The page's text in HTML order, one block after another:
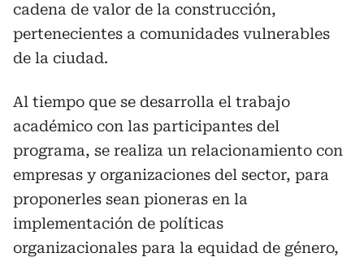
cadena de valor de la construcción,
pertenecientes a comunidades vulnerables
de la ciudad.
Al tiempo que se desarrolla el trabajo
académico con las participantes del
programa, se realiza un relacionamiento con
empresas y organizaciones del sector, para
proponerles sean pioneras en la
implementación de políticas
organizacionales para la equidad de género,